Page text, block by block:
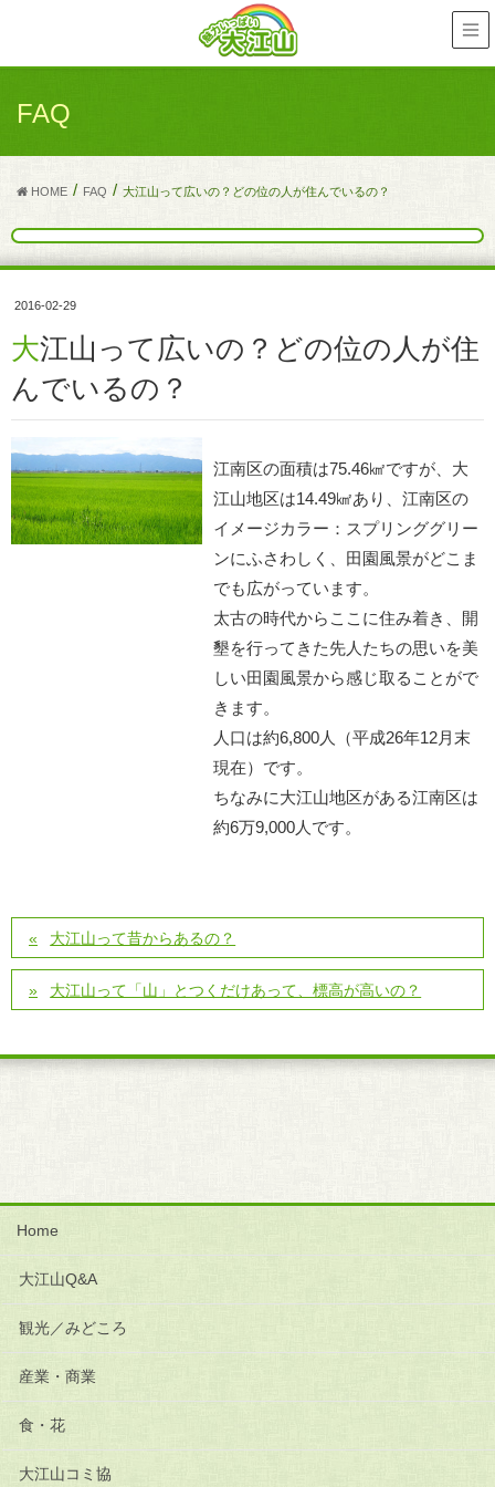
FAQ
HOME FAQ 大江山って広いの？どの位の人が住んでいるの？
2016-02-29
大江山って広いの？どの位の人が住
んでいるの？
江南区の面積は75.46㎢ですが、大
江山地区は14.49㎢あり、江南区の
イメージカラー：スプリンググリー
ンにふさわしく、田園風景がどこま
でも広がっています。
太古の時代からここに住み着き、開
墾を行ってきた先人たちの思いを美
しい田園風景から感じ取ることがで
きます。
人口は約6,800人（平成26年12月末
現在）です。
ちなみに大江山地区がある江南区は
約6万9,000人です。
大江山って昔からあるの？
大江山って「山」とつくだけあって、標高が高いの？
Home
大江山Q&A
観光／みどころ
産業・商業
食・花
大江山コミ協